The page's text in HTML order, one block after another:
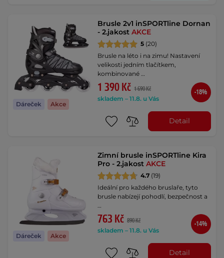
Dáreček Akce
Brusle 2v1 inSPORTline Dornan
- 2.jakostAKCE
5 (20)
Brusle na léto i na zimu! Nastavení
velikosti jedním tlačítkem,
kombinované …
1 390 Kč 1 690 Kč
skladem – 11.8. u Vás
-18%
Detail
Dáreček Akce
Zimní brusle inSPORTline Kira
Pro - 2.jakostAKCE
4.7 (19)
Ideální pro každého bruslaře, tyto
brusle nabízejí pohodlí, bezpečnost a
763 Kč 890 Kč
skladem – 11.8. u Vás
-14%
Detail